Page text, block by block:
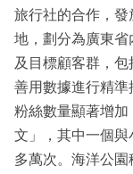
旅行社的合作，
地，劃分為廣東
及目標顧客群，包
善用數據進行精
粉絲數量顯著增
文」，其中一個
多萬次。海洋公園